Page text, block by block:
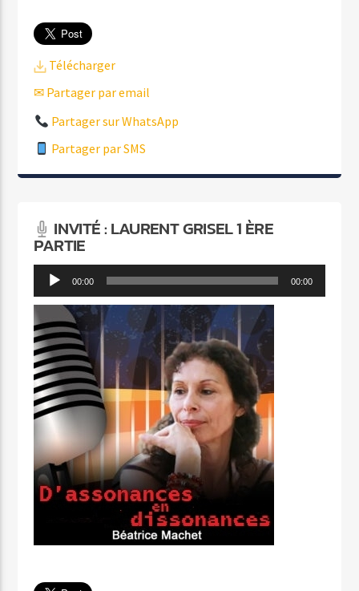
Télécharger
✉ Partager par email
Partager sur WhatsApp
Partager par SMS
INVITÉ : LAURENT GRISEL 1 ÈRE
PARTIE
Lecteur
audio
00:00 00:00